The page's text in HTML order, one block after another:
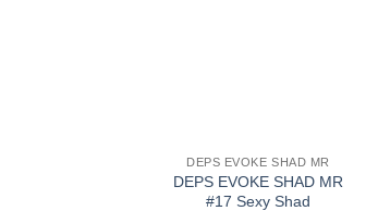
DEPS EVOKE SHAD MR
DEPS EVOKE SHAD MR
#17 Sexy Shad